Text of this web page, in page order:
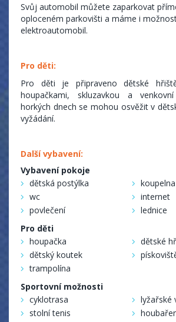
Svůj automobil můžete zaparkovat
oploceném parkovišti a máme i
elektroautomobil.
Pro děti:
Pro děti je připraveno dětské
houpačkami, skluzavkou a
horkých dnech se mohou osvěžit v
vyžádání.
Další vybavení:
Vybavení pokoje
dětská postýlka
wc
internet
povlečení
lednice
Pro děti
houpačka
dětské
dětský koutek
trampolína
Sportovní možnosti
cyklotrasa
lyžařské
stolní tenis